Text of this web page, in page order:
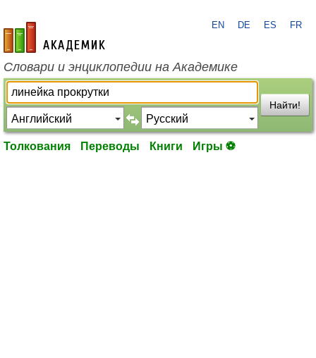
academic.ru
EN DE ES FR
Словари и энциклопедии на Академике
Найти!
Толкования Переводы Книги Игры ⚽